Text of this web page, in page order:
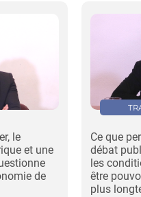
le
et une
de
Ce que
débat
les
être
plus